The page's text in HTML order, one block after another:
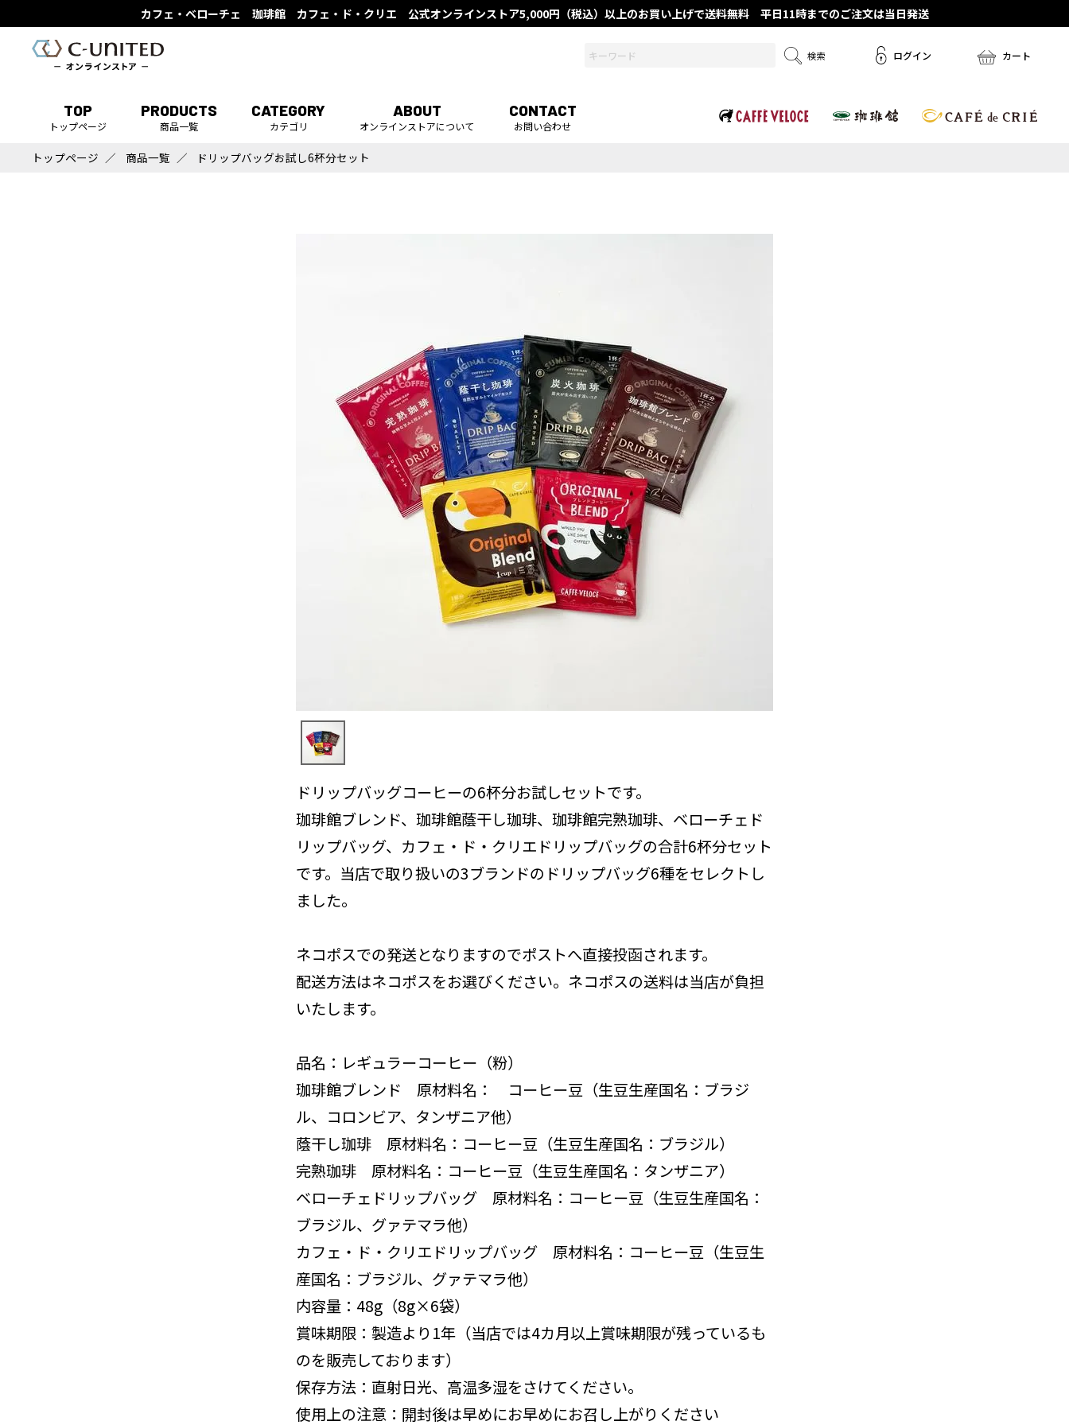
カフェ・ベローチェ 珈琲館 カフェ・ド・クリエ 公式オンラインストア5,000円（税込）以上のお買い上げで送料無料 平日11時までのご注文は当日発送
ログイン カート
TOP
トップページ
PRODUCTS
商品一覧
CATEGORY
カテゴリ
ABOUT
オンラインストアについて
CONTACT
お問い合わせ
トップページ 商品一覧 ドリップバッグお試し6杯分セット
ドリップバッグコーヒーの6杯分お試しセットです。
珈琲館ブレンド、珈琲館蔭干し珈琲、珈琲館完熟珈琲、ベローチェド
リップバッグ、カフェ・ド・クリエドリップバッグの合計6杯分セット
です。当店で取り扱いの3ブランドのドリップバッグ6種をセレクトし
ました。
ネコポスでの発送となりますのでポストへ直接投函されます。
配送方法はネコポスをお選びください。ネコポスの送料は当店が負担
いたします。
品名：レギュラーコーヒー（粉）
珈琲館ブレンド 原材料名： コーヒー豆（生豆生産国名：ブラジ
ル、コロンビア、タンザニア他）
蔭干し珈琲 原材料名：コーヒー豆（生豆生産国名：ブラジル）
完熟珈琲 原材料名：コーヒー豆（生豆生産国名：タンザニア）
ベローチェドリップバッグ 原材料名：コーヒー豆（生豆生産国名：
ブラジル、グァテマラ他）
カフェ・ド・クリエドリップバッグ 原材料名：コーヒー豆（生豆生
産国名：ブラジル、グァテマラ他）
内容量：48g（8g×6袋）
賞味期限：製造より1年（当店では4カ月以上賞味期限が残っているも
のを販売しております）
保存方法：直射日光、高温多湿をさけてください。
使用上の注意：開封後は早めにお早めにお召し上がりください